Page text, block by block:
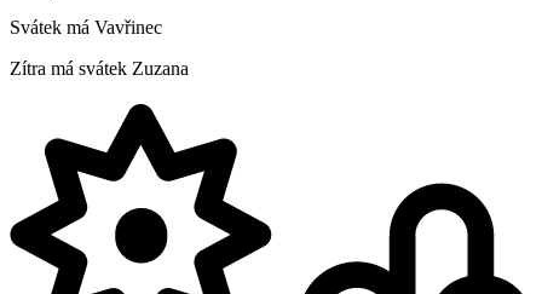
Svátek má Vavřinec
Zítra má svátek Zuzana